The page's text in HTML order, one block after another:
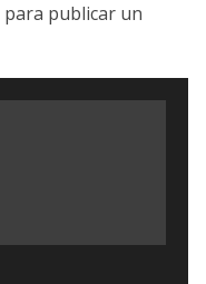
para publicar un